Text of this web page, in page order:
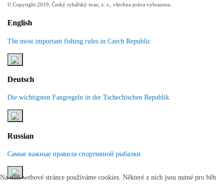
© Copyright 2019, Český rybářský svaz, z. s., všechna práva vyhrazena.
English
The most important fishing rules in Czech Republic
Deutsch
Die wichtigsten Fangregeln in der Tschechischen Republik
Russian
Самые важные правила спортивной рыбалки
Na naší webové stránce používáme cookies. Některé z nich jsou nutné pro běh